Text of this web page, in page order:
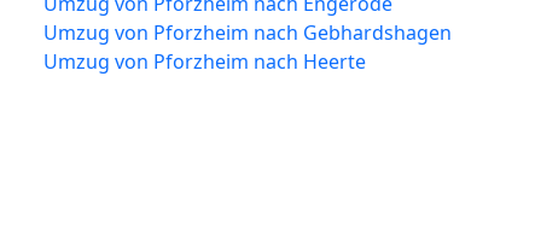
Umzug von Pforzheim nach Gebhardshagen
Umzug von Pforzheim nach Heerte